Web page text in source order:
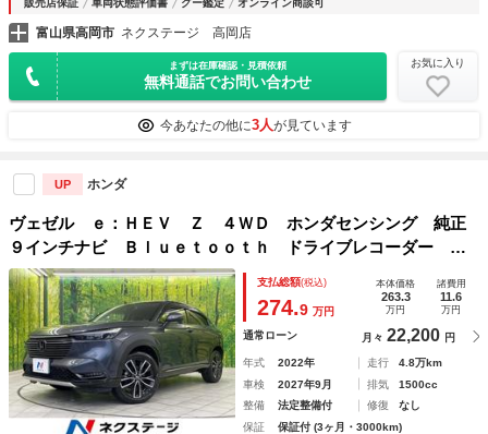
富山県高岡市 ネクステージ 高岡店
まずは在庫確認・見積依頼
無料通話でお問い合わせ
お気に入り
今あなたの他に3人が見ています
UP ホンダ
ヴェゼル ｅ：ＨＥＶ Ｚ ４ＷＤ ホンダセンシング 純正
９インチナビ Ｂｌｕｅｔｏｏｔｈ ドライブレコーダー バ
ックカメラ フルセグ ＥＴＣ 禁煙車 シーケンシャルター
ンランプ フロントフォグ パワーバックドア スマートキー
支払総額(税込)
274.9 万円
本体価格
263.3
万円
諸費用
11.6
万円
通常ローン 月々 22,200 円
年式 2022年 走行
4.8万km
車検
2027年9月 排気
1500cc
整備
法定整備付 修復
なし
保証
保証付 (3ヶ月・3000km)